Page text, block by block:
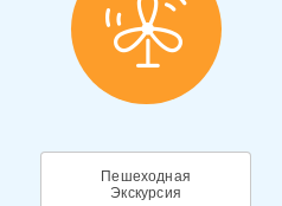
Пешеходная
Экскурсия